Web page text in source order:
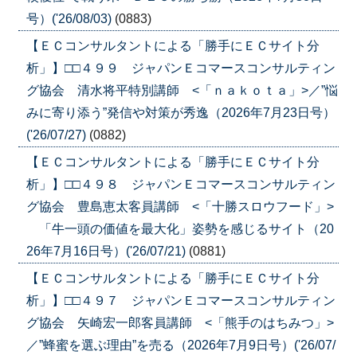
号）('26/08/03) (0883)
【ＥＣコンサルタントによる「勝手にＥＣサイト分
析」】□□４９９ ジャパンＥコマースコンサルティン
グ協会 清水将平特別講師 <「ｎａｋｏｔａ」>／”悩
みに寄り添う”発信や対策が秀逸（2026年7月23日号）
('26/07/27) (0882)
【ＥＣコンサルタントによる「勝手にＥＣサイト分
析」】□□４９８ ジャパンＥコマースコンサルティン
グ協会 豊島恵太客員講師 <「十勝スロウフード」>
「牛一頭の価値を最大化」姿勢を感じるサイト（20
26年7月16日号）('26/07/21) (0881)
【ＥＣコンサルタントによる「勝手にＥＣサイト分
析」】□□４９７ ジャパンＥコマースコンサルティン
グ協会 矢崎宏一郎客員講師 <「熊手のはちみつ」>
／”蜂蜜を選ぶ理由”を売る（2026年7月9日号）('26/07/